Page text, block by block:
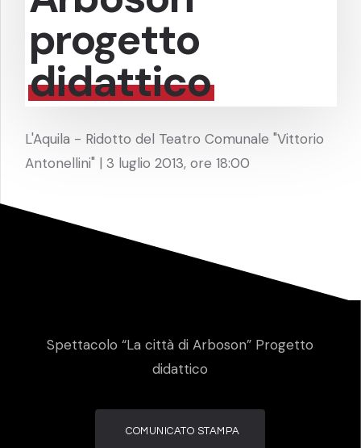
progetto
didattico
L'Aquila - Ridotto del Teatro Comunale "Vittorio
Antonellini" | 3 luglio 2013, ore 18:00
Spettacolo “La città di Arboson” Progetto
didattico
COMUNICATO STAMPA